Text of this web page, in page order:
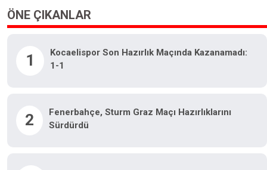
ÖNE ÇIKANLAR
1
Kocaelispor Son Hazırlık Maçında Kazanamadı:
1-1
2
Fenerbahçe, Sturm Graz Maçı Hazırlıklarını
Sürdürdü